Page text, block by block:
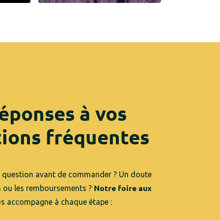
à vos
fréquentes
question avant de commander ? Un doute
les remboursements ? Notre foire aux
accompagne à chaque étape :